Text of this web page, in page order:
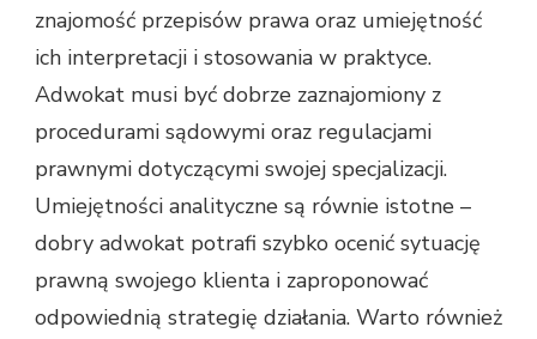
znajomość przepisów prawa oraz umiejętność
ich interpretacji i stosowania w praktyce.
Adwokat musi być dobrze zaznajomiony z
procedurami sądowymi oraz regulacjami
prawnymi dotyczącymi swojej specjalizacji.
Umiejętności analityczne są równie istotne –
dobry adwokat potrafi szybko ocenić sytuację
prawną swojego klienta i zaproponować
odpowiednią strategię działania. Warto również